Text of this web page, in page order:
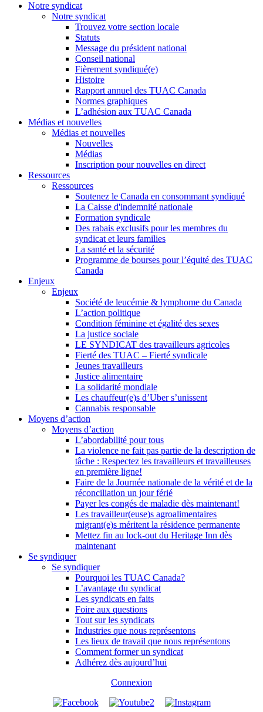
Notre syndicat
Notre syndicat
Trouvez votre section locale
Statuts
Message du président national
Conseil national
Fièrement syndiqué(e)
Histoire
Rapport annuel des TUAC Canada
Normes graphiques
L’adhésion aux TUAC Canada
Médias et nouvelles
Médias et nouvelles
Nouvelles
Médias
Inscription pour nouvelles en direct
Ressources
Ressources
Soutenez le Canada en consommant syndiqué
La Caisse d'indemnité nationale
Formation syndicale
Des rabais exclusifs pour les membres du
syndicat et leurs families
La santé et la sécurité
Programme de bourses pour l’équité des TUAC
Canada
Enjeux
Enjeux
Société de leucémie & lymphome du Canada
L’action politique
Condition féminine et égalité des sexes
La justice sociale
LE SYNDICAT des travailleurs agricoles
Fierté des TUAC – Fierté syndicale
Jeunes travailleurs
Justice alimentaire
La solidarité mondiale
Les chauffeur(e)s d’Uber s’unissent
Cannabis responsable
Moyens d’action
Moyens d’action
L’abordabilité pour tous
La violence ne fait pas partie de la description de
tâche : Respectez les travailleurs et travailleuses
en première ligne!
Faire de la Journée nationale de la vérité et de la
réconciliation un jour férié
Payer les congés de maladie dès maintenant!
Les travailleur(euse)s agroalimentaires
migrant(e)s méritent la résidence permanente
Mettez fin au lock-out du Heritage Inn dès
maintenant
Se syndiquer
Se syndiquer
Pourquoi les TUAC Canada?
L’avantage du syndicat
Les syndicats en faits
Foire aux questions
Tout sur les syndicats
Industries que nous représentons
Les lieux de travail que nous représentons
Comment former un syndicat
Adhérez dès aujourd’hui
Connexion